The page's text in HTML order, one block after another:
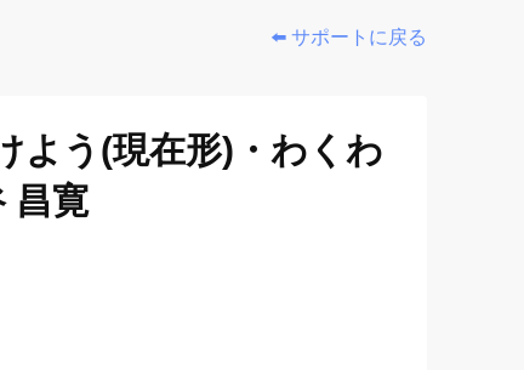
⬅️ サポートに戻る
う(現在形)・わくわ
昌寛